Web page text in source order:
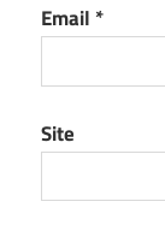
Email *
Site